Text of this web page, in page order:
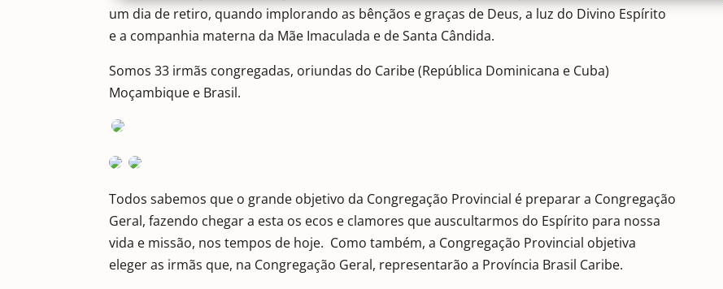
um dia de retiro, quando implorando as bênçãos e graças de Deus, a luz do Divino Espírito
e a companhia materna da Mãe Imaculada e de Santa Cândida.
Somos 33 irmãs congregadas, oriundas do Caribe (República Dominicana e Cuba)
Moçambique e Brasil.
Todos sabemos que o grande objetivo da Congregação Provincial é preparar a Congregação
Geral, fazendo chegar a esta os ecos e clamores que auscultarmos do Espírito para nossa
vida e missão, nos tempos de hoje. Como também, a Congregação Provincial objetiva
eleger as irmãs que, na Congregação Geral, representarão a Província Brasil Caribe.